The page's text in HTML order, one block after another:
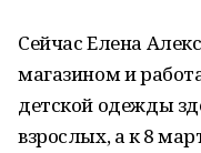
Сейчас Елена
магазином и
детской одежды
взрослых, а к 8